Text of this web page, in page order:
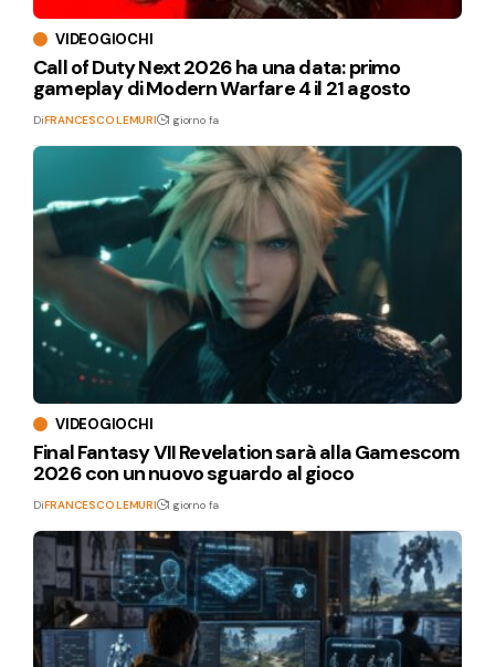
VIDEOGIOCHI
Call of Duty Next 2026 ha una data: primo
gameplay di Modern Warfare 4 il 21 agosto
DiFRANCESCO LEMURI 1 giorno fa
VIDEOGIOCHI
Final Fantasy VII Revelation sarà alla Gamescom
2026 con un nuovo sguardo al gioco
DiFRANCESCO LEMURI 1 giorno fa